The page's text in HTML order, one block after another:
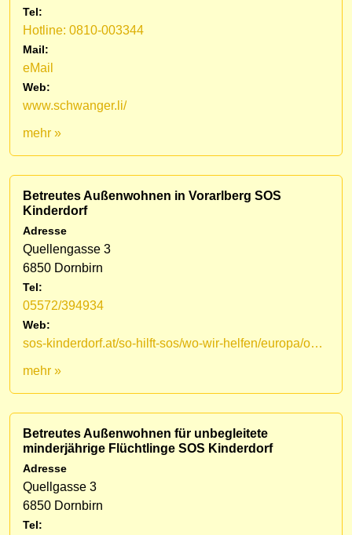
Tel:
Hotline: 0810-003344
Mail:
eMail
Web:
www.schwanger.li/
mehr »
Betreutes Außenwohnen in Vorarlberg SOS
Kinderdorf
Adresse
Quellengasse 3
6850 Dornbirn
Tel:
05572/394934
Web:
sos-kinderdorf.at/so-hilft-sos/wo-wir-helfen/europa/oesterreich/vorarlberg
mehr »
Betreutes Außenwohnen für unbegleitete
minderjährige Flüchtlinge SOS Kinderdorf
Adresse
Quellgasse 3
6850 Dornbirn
Tel: